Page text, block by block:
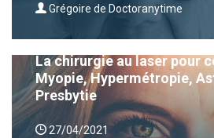
Grégoire de Doctoranytime
La chirurgie au laser pour
Myopie, Hypermétropie,
Presbytie
27/04/2021